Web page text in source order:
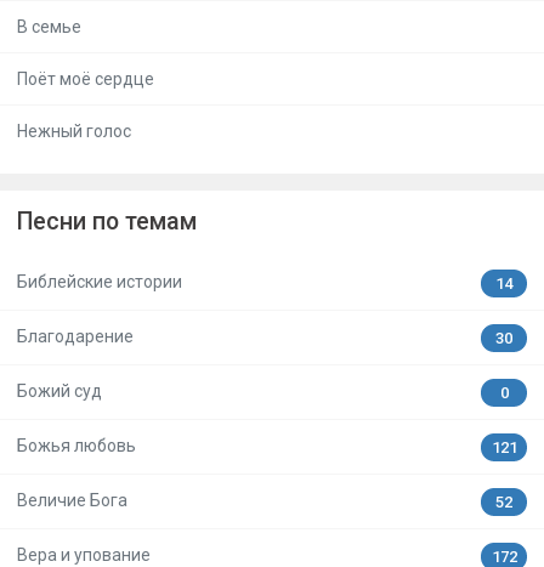
В семье
Поёт моё сердце
Нежный голос
Песни по темам
Библейские истории 14
Благодарение 30
Божий суд 0
Божья любовь 121
Величие Бога 52
Вера и упование 172